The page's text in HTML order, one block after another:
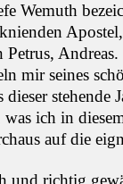
Wemuth
Petrus,
mir seines
stehende
ich in
auf die
und richtig